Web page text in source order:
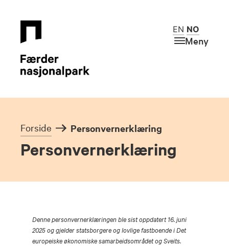
Forside Personvernerklæring
Personvernerklæring
EN NO
Meny
Denne personvernerklæringen ble sist oppdatert 16. juni
2025 og gjelder statsborgere og lovlige fastboende i Det
europeiske økonomiske samarbeidsområdet og Sveits.